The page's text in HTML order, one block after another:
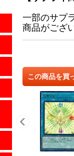
一部のサプ
商品がござ
この商品を買